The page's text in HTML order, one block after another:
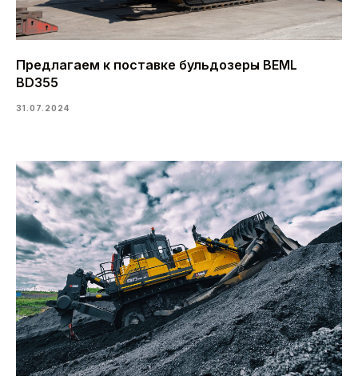
Предлагаем к поставке бульдозеры BEML
BD355
31.07.2024